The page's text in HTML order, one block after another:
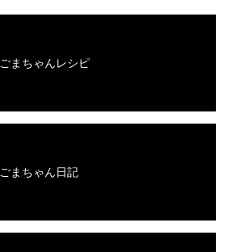
ごまちゃんレシピ
ごまちゃん日記